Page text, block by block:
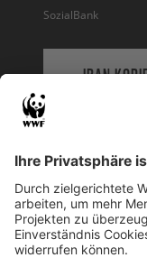
SozialBank
IBAN
WWF Deutschland
Reinhardtstr. 18
10117 Berlin